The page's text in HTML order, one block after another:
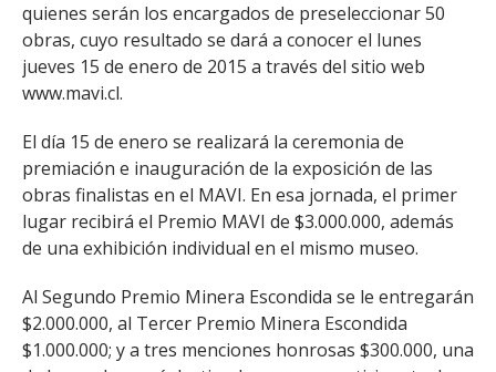
quienes serán los encargados de preseleccionar 50
obras, cuyo resultado se dará a conocer el lunes
jueves 15 de enero de 2015 a través del sitio web
www.mavi.cl.
El día 15 de enero se realizará la ceremonia de
premiación e inauguración de la exposición de las
obras finalistas en el MAVI. En esa jornada, el primer
lugar recibirá el Premio MAVI de $3.000.000, además
de una exhibición individual en el mismo museo.
Al Segundo Premio Minera Escondida se le entregarán
$2.000.000, al Tercer Premio Minera Escondida
$1.000.000; y a tres menciones honrosas $300.000, una